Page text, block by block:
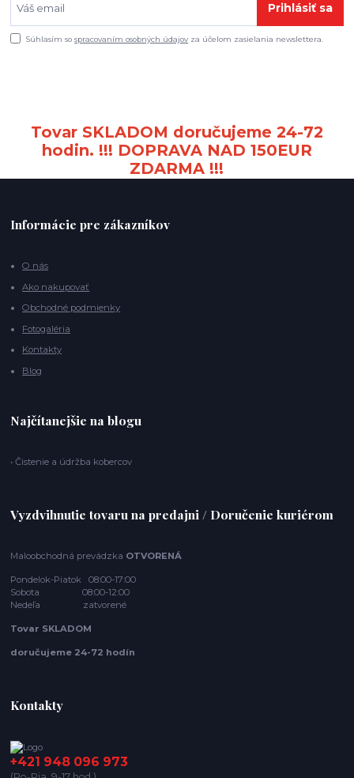
Prihlásiť sa
Súhlasím sospracovaním osobných údajov za účelom zasielania newslettera.
Tovar SKLADOM doručujeme 24-72
hodin. !!! DOPRAVA NAD 150EUR
ZDARMA !!!
Informácie pre zákazníkov
O nás
Ako nakupovať
Obchodné podmienky
Fotogaléria
Kontakty
Blog
Najčítanejšie na blogu
• Čistenie a údržba kobercov
Vyzdvihnutie tovaru na predajni / Doručenie kuriérom
Maloobchodná prevádzka OTVORENÁ
Pondelok-Piatok 08:00-17:00
Sobota 08:00-12:00
Nedeľa zatvorené
Tovar SKLADOM
doručujeme 24-72 hodín
Kontakty
+421 948 096 973